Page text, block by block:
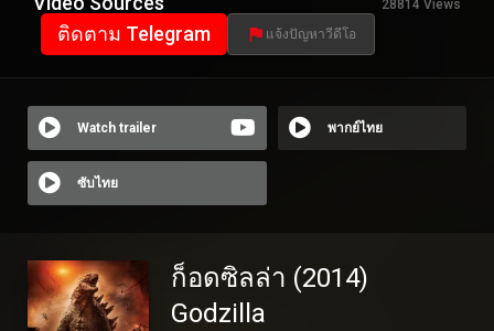
28814 Views
ติดตาม Telegram แจ้งปัญหาวีดีโอ
Watch trailer พากย์ไทย
ซับไทย
ก็อดซิลล่า (2014)
Godzilla